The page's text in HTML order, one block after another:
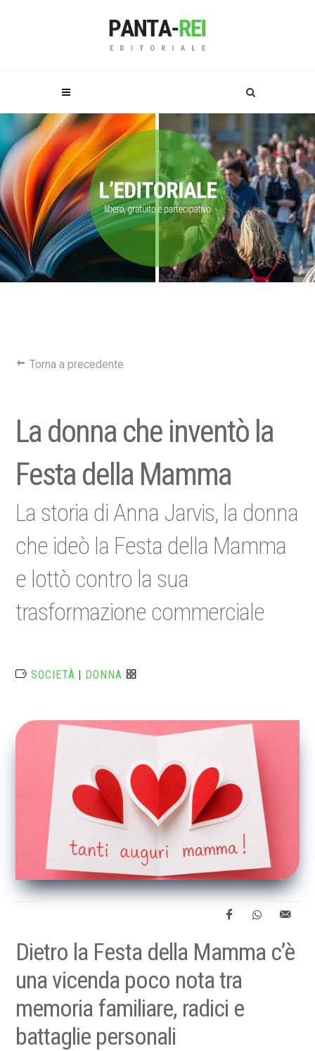
Torna a precedente
La donna che inventò la
Festa della Mamma
La storia di Anna Jarvis, la donna
che ideò la Festa della Mamma
e lottò contro la sua
trasformazione commerciale
SOCIETÀ | DONNA
Dietro la Festa della Mamma c’è
una vicenda poco nota tra
memoria familiare, radici e
battaglie personali